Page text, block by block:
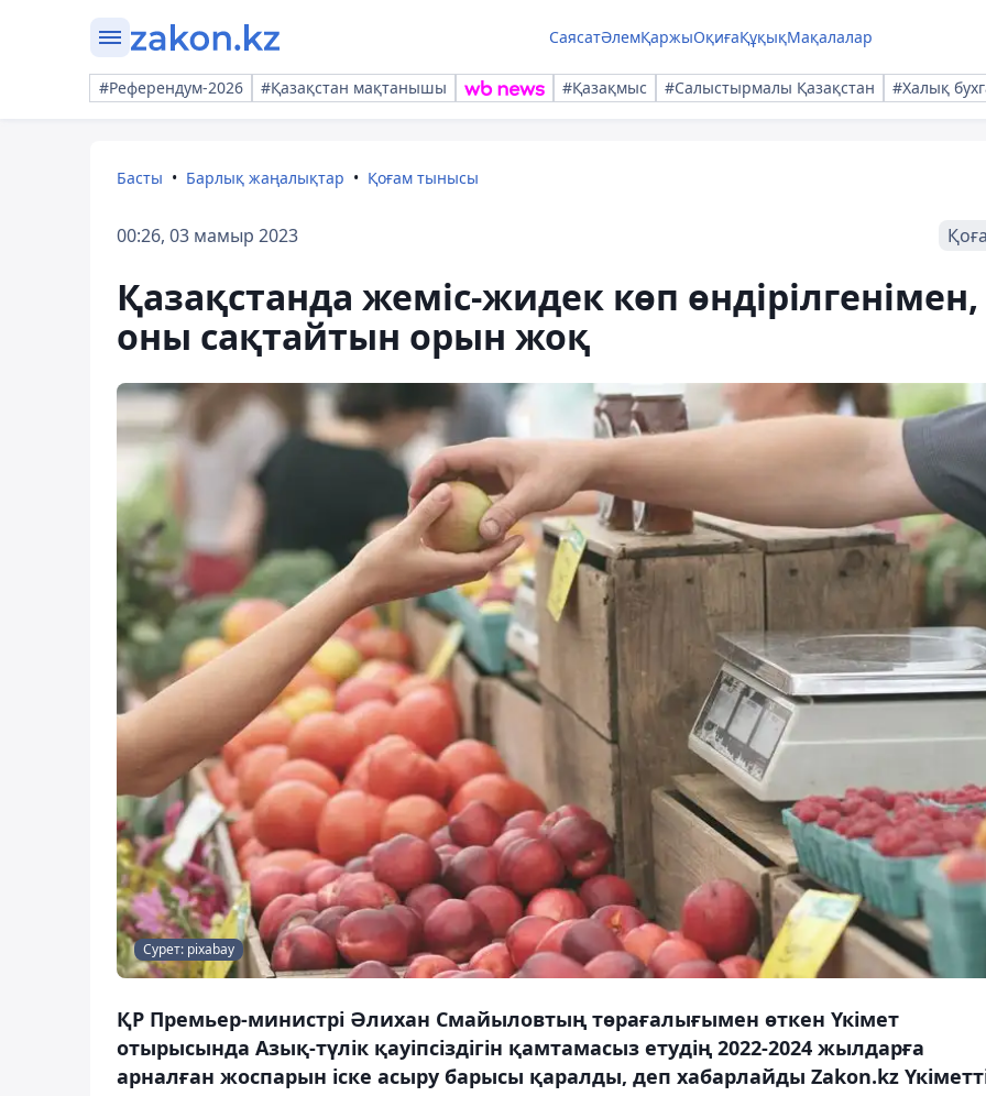
СаясатӘлемҚаржыОқиғаҚұқықМақалалар
#Референдум-2026 #Қазақстан мақтанышы #Қазақмыс #Салыстырмалы Қазақстан #Халық
Басты Барлық жаңалықтар Қоғам тынысы
00:26, 03 мамыр 2023
Қазақстанда жеміс-жидек көп өндірілгенімен,
оны сақтайтын орын жоқ
Сурет: pixabay
ҚР Премьер-министрі Әлихан Смайыловтың төрағалығымен өткен Үкімет
отырысында Азық-түлік қауіпсіздігін қамтамасыз етудің 2022-2024 жылдарға
арналған жоспарын іске асыру барысы қаралды, деп хабарлайды Zakon.kz